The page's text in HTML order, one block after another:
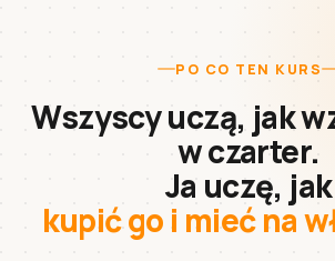
PO CO TEN KURS
Wszyscy uczą, jak
w czarter.
Ja uczę, jak
kupić go i mieć na